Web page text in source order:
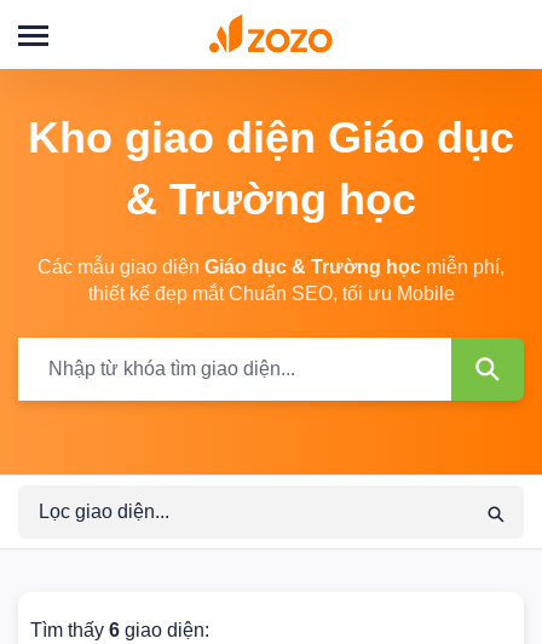
Kho giao diện Giáo dục
& Trường học
Các mẫu giao diện Giáo dục & Trường học miễn phí,
thiết kế đẹp mắt Chuẩn SEO, tối ưu Mobile
Tìm thấy 6 giao diện: